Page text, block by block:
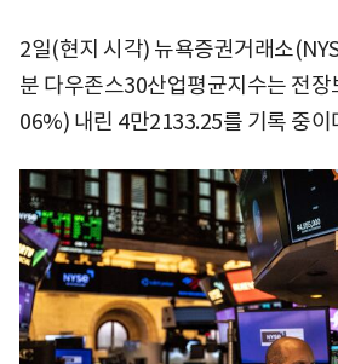
2일(현지 시각) 뉴욕증권거래소
분 다우존스30산업평균지수는 전
06%) 내린 4만2133.25를 기록 중이